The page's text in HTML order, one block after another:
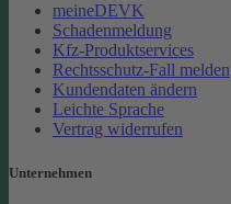
meineDEVK
Schadenmeldung
Kfz-Produktservices
Rechtsschutz-Fall melden
Kundendaten ändern
Leichte Sprache
Vertrag widerrufen
Unternehmen